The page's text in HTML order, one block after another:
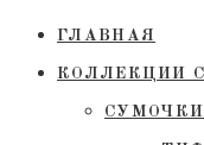
ГЛАВНАЯ
КОЛЛЕКЦИИ